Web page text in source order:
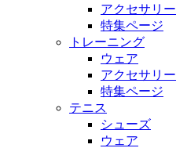
アクセサリー
特集ページ
トレーニング
ウェア
アクセサリー
特集ページ
テニス
シューズ
ウェア